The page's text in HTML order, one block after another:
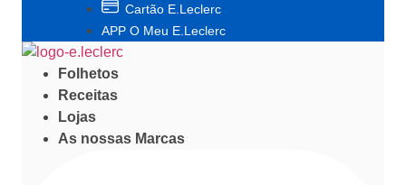
Cartão E.Leclerc
APP O Meu E.Leclerc
Folhetos
Receitas
Lojas
As nossas Marcas